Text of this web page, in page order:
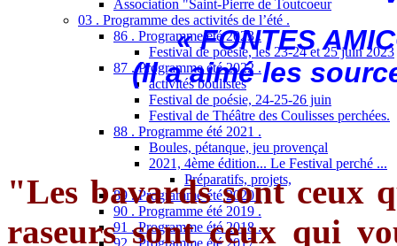
Association "Saint-Pierre de Toutcoeur
03 . Programme des activités de l’été .
86 . Programme été 2023 .
Festival de poésie, les 23-24 et 25 juin 2023
87 . Programme été 2022 .
activités boulistes
Festival de poésie, 24-25-26 juin
Festival de Théâtre des Coulisses perchées.
88 . Programme été 2021 .
Boules, pétanque, jeu provençal
2021, 4ème édition... Le Festival perché ...
Préparatifs, projets,
89 . Programme été 2020 .
90 . Programme été 2019 .
91 . Programme été 2018 .
92 . Programme été 2017
« FONTES
(Il a aimé les
"Les bavards sont ceux
raseurs sont ceux qui